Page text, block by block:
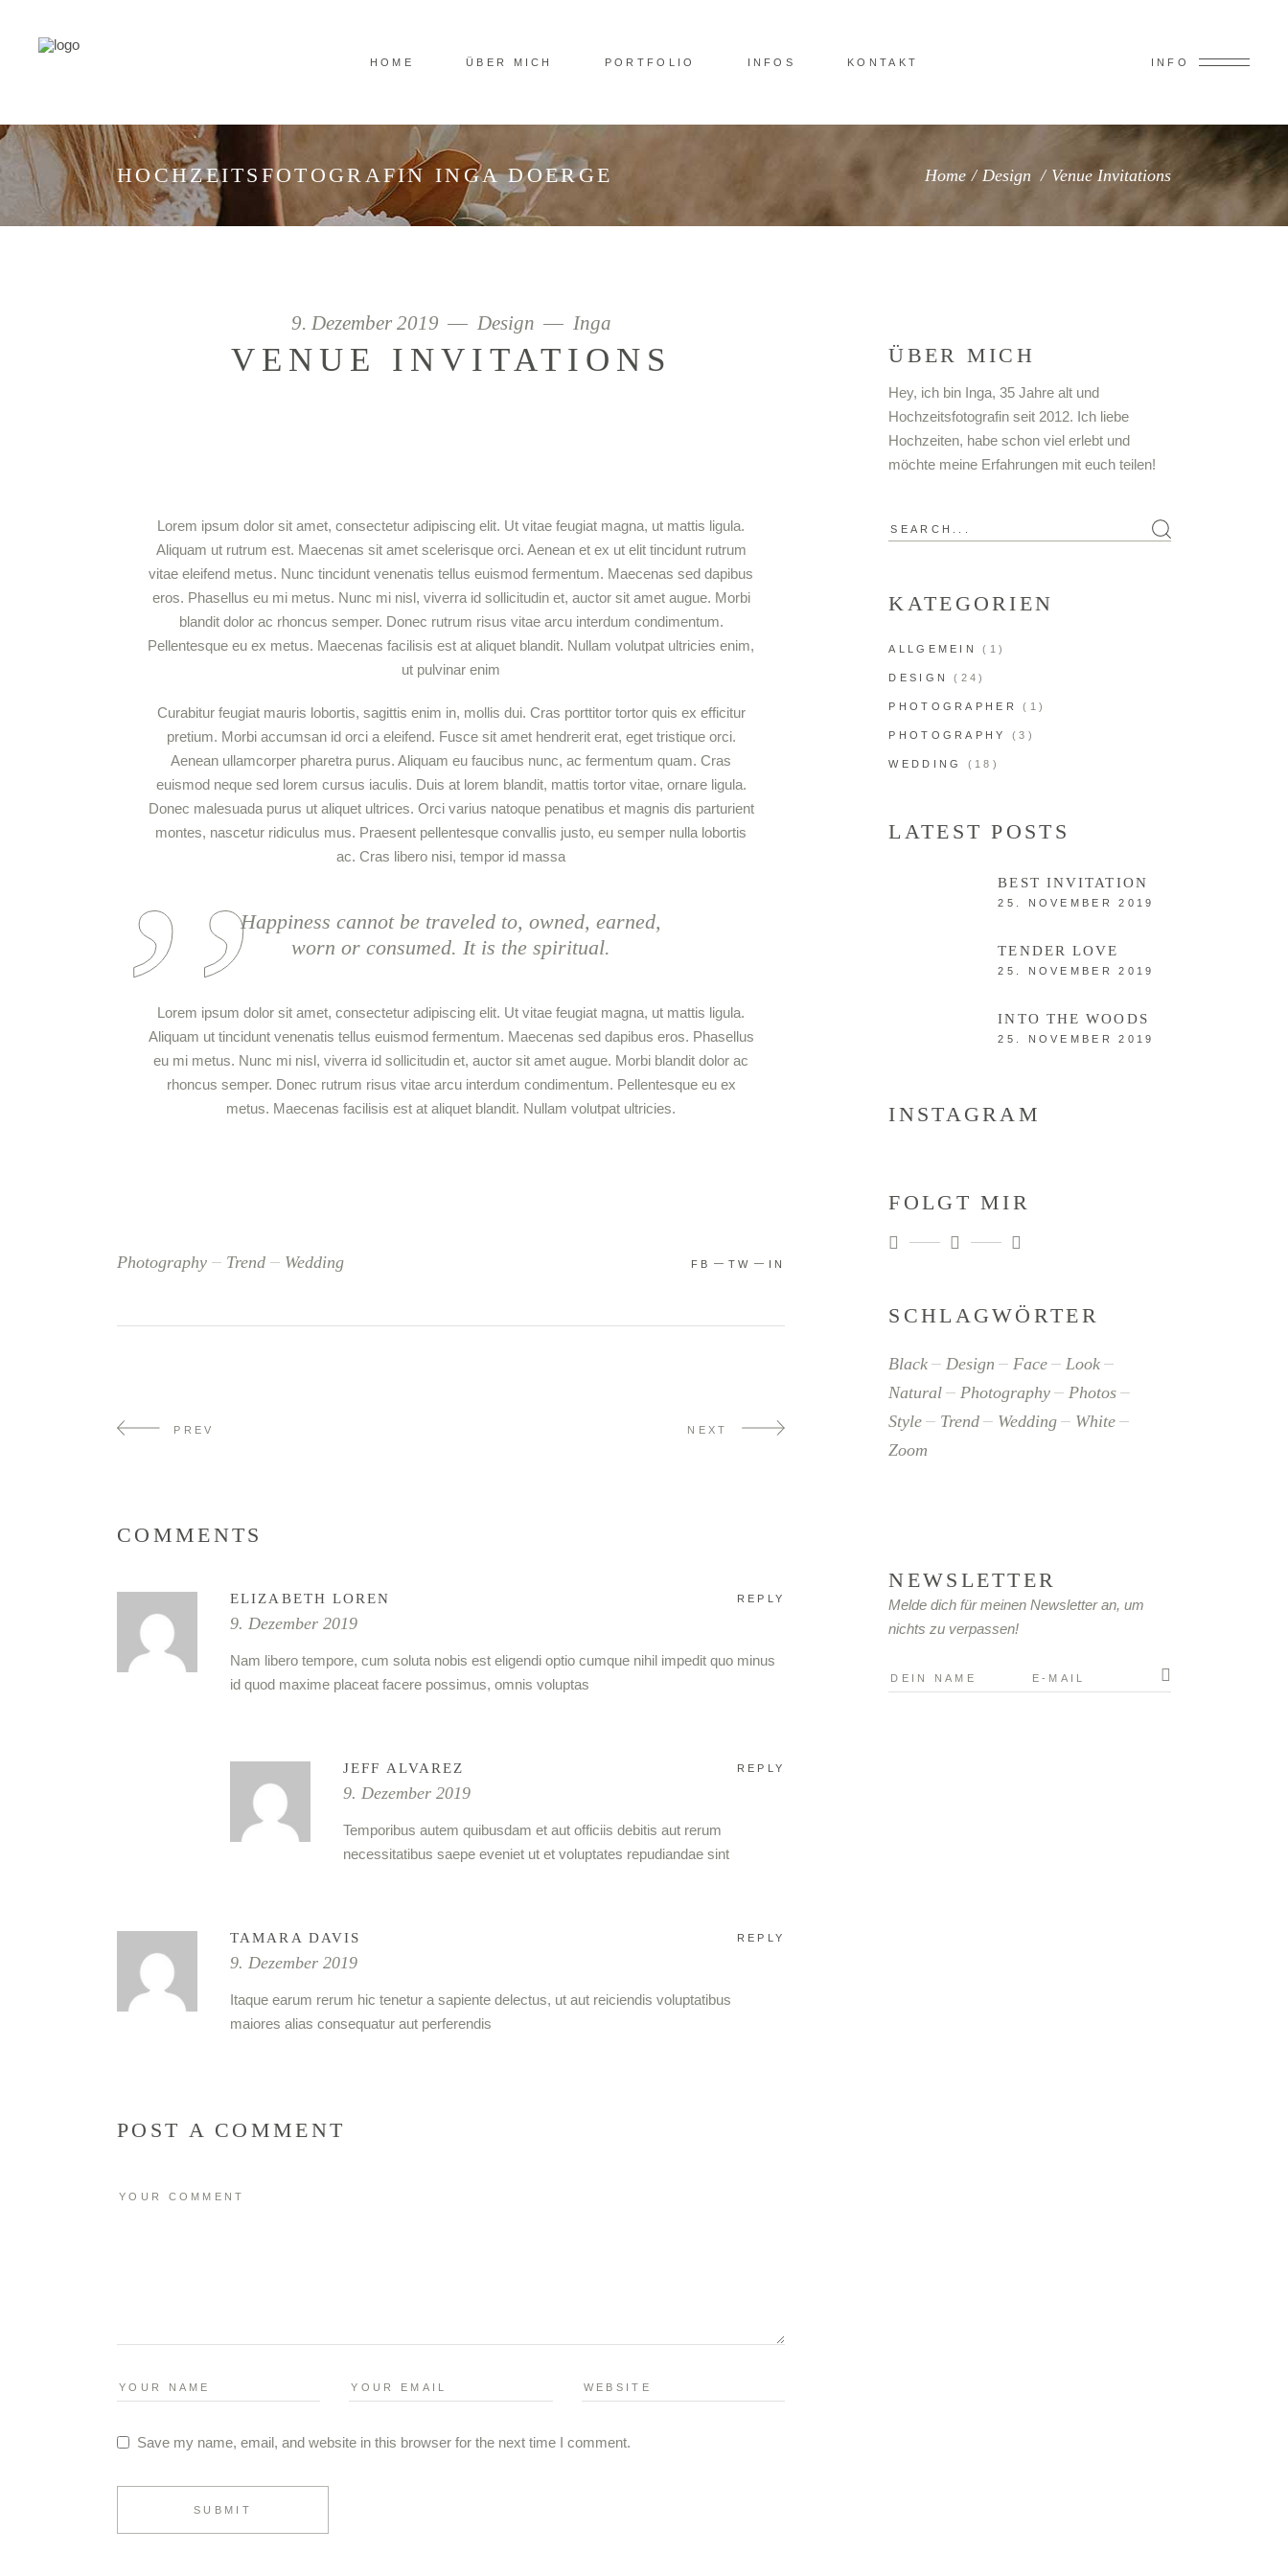
HOME ÜBER MICH PORTFOLIO INFOS KONTAKT INFO
HOCHZEITSFOTOGRAFIN INGA DOERGE Home/Design /Venue Invitations
9. Dezember 2019 Design Inga
VENUE INVITATIONS
Lorem ipsum dolor sit amet, consectetur adipiscing elit. Ut vitae feugiat magna, ut mattis ligula.
Aliquam ut rutrum est. Maecenas sit amet scelerisque orci. Aenean et ex ut elit tincidunt rutrum
vitae eleifend metus. Nunc tincidunt venenatis tellus euismod fermentum. Maecenas sed dapibus
eros. Phasellus eu mi metus. Nunc mi nisl, viverra id sollicitudin et, auctor sit amet augue. Morbi
blandit dolor ac rhoncus semper. Donec rutrum risus vitae arcu interdum condimentum.
Pellentesque eu ex metus. Maecenas facilisis est at aliquet blandit. Nullam volutpat ultricies enim,
ut pulvinar enim
Curabitur feugiat mauris lobortis, sagittis enim in, mollis dui. Cras porttitor tortor quis ex efficitur
pretium. Morbi accumsan id orci a eleifend. Fusce sit amet hendrerit erat, eget tristique orci.
Aenean ullamcorper pharetra purus. Aliquam eu faucibus nunc, ac fermentum quam. Cras
euismod neque sed lorem cursus iaculis. Duis at lorem blandit, mattis tortor vitae, ornare ligula.
Donec malesuada purus ut aliquet ultrices. Orci varius natoque penatibus et magnis dis parturient
montes, nascetur ridiculus mus. Praesent pellentesque convallis justo, eu semper nulla lobortis
ac. Cras libero nisi, tempor id massa
Happiness cannot be traveled to, owned, earned,
worn or consumed. It is the spiritual.
Lorem ipsum dolor sit amet, consectetur adipiscing elit. Ut vitae feugiat magna, ut mattis ligula.
Aliquam ut tincidunt venenatis tellus euismod fermentum. Maecenas sed dapibus eros. Phasellus
eu mi metus. Nunc mi nisl, viverra id sollicitudin et, auctor sit amet augue. Morbi blandit dolor ac
rhoncus semper. Donec rutrum risus vitae arcu interdum condimentum. Pellentesque eu ex
metus. Maecenas facilisis est at aliquet blandit. Nullam volutpat ultricies.
Photography Trend Wedding FB TW IN
PREV NEXT
COMMENTS
ELIZABETH LOREN REPLY
9. Dezember 2019
Nam libero tempore, cum soluta nobis est eligendi optio cumque nihil impedit quo minus
id quod maxime placeat facere possimus, omnis voluptas
JEFF ALVAREZ REPLY
9. Dezember 2019
Temporibus autem quibusdam et aut officiis debitis aut rerum
necessitatibus saepe eveniet ut et voluptates repudiandae sint
TAMARA DAVIS REPLY
9. Dezember 2019
Itaque earum rerum hic tenetur a sapiente delectus, ut aut reiciendis voluptatibus
maiores alias consequatur aut perferendis
POST A COMMENT
Save my name, email, and website in this browser for the next time I comment.
SUBMIT
ÜBER MICH
Hey, ich bin Inga, 35 Jahre alt und
Hochzeitsfotografin seit 2012. Ich liebe
Hochzeiten, habe schon viel erlebt und
möchte meine Erfahrungen mit euch teilen!
KATEGORIEN
ALLGEMEIN (1)
DESIGN (24)
PHOTOGRAPHER (1)
PHOTOGRAPHY (3)
WEDDING (18)
LATEST POSTS
BEST INVITATION
25. NOVEMBER 2019
TENDER LOVE
25. NOVEMBER 2019
INTO THE WOODS
25. NOVEMBER 2019
INSTAGRAM
FOLGT MIR
SCHLAGWÖRTER
Black Design Face
Look
Natural
Photography
Photos
Style
Trend Wedding
White
Zoom
NEWSLETTER
Melde dich für meinen Newsletter an, um
nichts zu verpassen!